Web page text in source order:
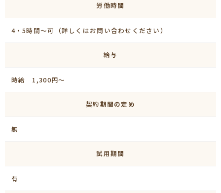
労働時間
4・5時間～可（詳しくはお問い合わせください）
給与
時給 1,300円～
契約期間の定め
無
試用期間
有